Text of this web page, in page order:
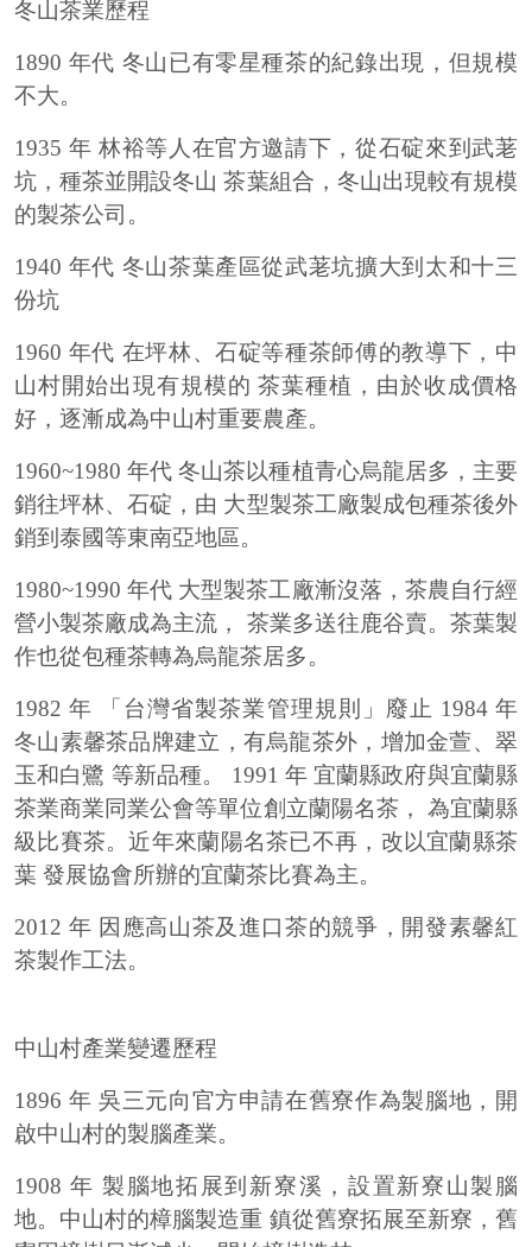
冬山茶業歷程
1890 年代 冬山已有零星種茶的紀錄出現，但規模
不大。
1935 年 林裕等人在官方邀請下，從石碇來到武荖
坑，種茶並開設冬山 茶葉組合，冬山出現較有規模
的製茶公司。
1940 年代 冬山茶葉產區從武荖坑擴大到太和十三
份坑
1960 年代 在坪林、石碇等種茶師傅的教導下，中
山村開始出現有規模的 茶葉種植，由於收成價格
好，逐漸成為中山村重要農產。
1960~1980 年代 冬山茶以種植青心烏龍居多，主要
銷往坪林、石碇，由 大型製茶工廠製成包種茶後外
銷到泰國等東南亞地區。
1980~1990 年代 大型製茶工廠漸沒落，茶農自行經
營小製茶廠成為主流， 茶業多送往鹿谷賣。茶葉製
作也從包種茶轉為烏龍茶居多。
1982 年 「台灣省製茶業管理規則」廢止 1984 年
冬山素馨茶品牌建立，有烏龍茶外，增加金萱、翠
玉和白鷺 等新品種。 1991 年 宜蘭縣政府與宜蘭縣
茶業商業同業公會等單位創立蘭陽名茶， 為宜蘭縣
級比賽茶。近年來蘭陽名茶已不再，改以宜蘭縣茶
葉 發展協會所辦的宜蘭茶比賽為主。
2012 年 因應高山茶及進口茶的競爭，開發素馨紅
茶製作工法。
中山村產業變遷歷程
1896 年 吳三元向官方申請在舊寮作為製腦地，開
啟中山村的製腦產業。
1908 年 製腦地拓展到新寮溪，設置新寮山製腦
地。中山村的樟腦製造重 鎮從舊寮拓展至新寮，舊